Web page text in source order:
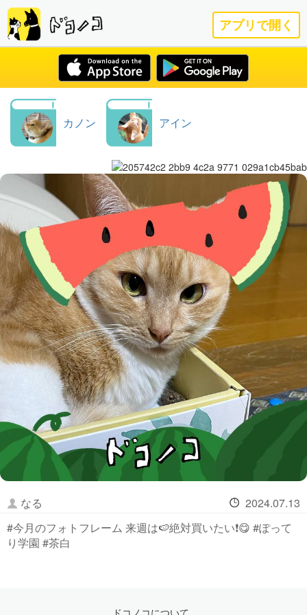
アプリで開く
カノン アイン
なる
2024.07.13
#今月のフォトフレーム 来週は🍉絶対買いたい❗️😋 #ぽって
り学園 #茶白